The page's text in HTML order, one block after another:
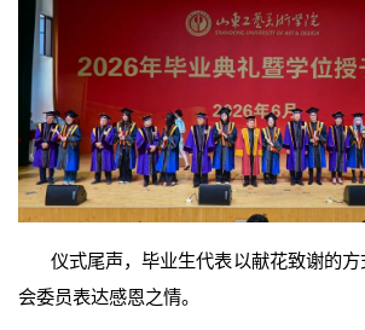
仪式尾声，毕业生代表以献花致谢的
会委员表达感恩之情。